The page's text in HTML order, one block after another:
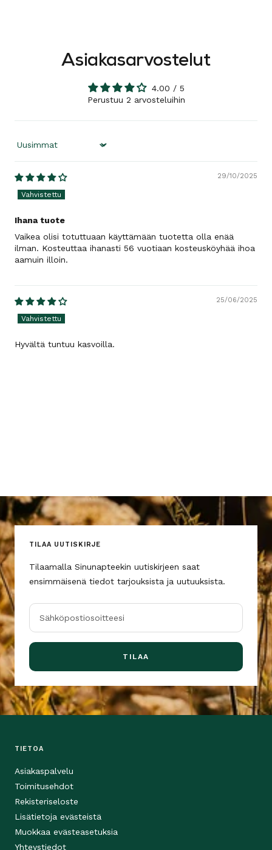
Asiakasarvostelut
4.00 / 5
Perustuu 2 arvosteluihin
Sort by
29/10/2025
Ihana tuote
Vaikea olisi totuttuaan käyttämään tuotetta olla enää
ilman. Kosteuttaa ihanasti 56 vuotiaan kosteusköyhää ihoa
aamuin illoin.
25/06/2025
Hyvältä tuntuu kasvoilla.
TILAA UUTISKIRJE
Tilaamalla Sinunapteekin uutiskirjeen saat
ensimmäisenä tiedot tarjouksista ja uutuuksista.
Sähköpostiosoitteesi
TILAA
TIETOA
Asiakaspalvelu
Toimitusehdot
Rekisteriseloste
Lisätietoja evästeistä
Muokkaa evästeasetuksia
Yhteystiedot